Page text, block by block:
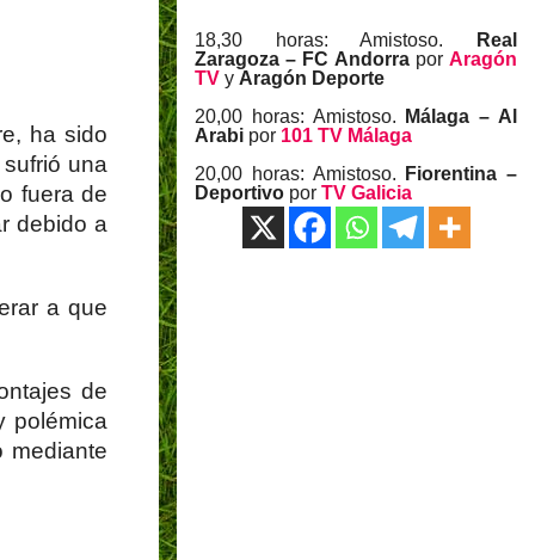
ha sido
una
fuera de
debido a
a que
de
polémica
mediante
18,30 horas: Amistoso.
Real
Zaragoza – FC Andorra porAragón
TV y Aragón Deporte
20,00 horas: Amistoso.
Málaga – Al
Arabi por 101 TV Málaga
20,00 horas: Amistoso.
Fiorentina –
Deportivo por TV Galicia